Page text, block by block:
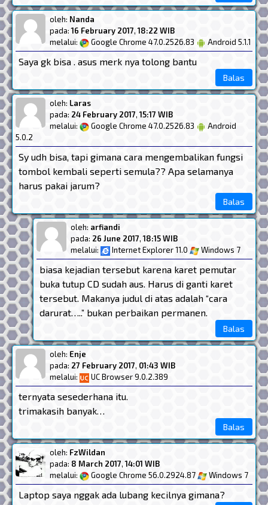
oleh: Nanda
pada:16 February 2017,18:22 WIB
melalui:
Google Chrome 47.0.2526.83 Android 5.1.1
Saya gk bisa . asus merk nya tolong bantu
Balas
oleh: Laras
pada: 24 February 2017,15:17 WIB
melalui:
Google Chrome 47.0.2526.83
Android
5.0.2
Sy udh bisa, tapi gimana cara mengembalikan fungsi
tombol kembali seperti semula?? Apa selamanya
harus pakai jarum?
Balas
oleh: arfiandi
pada: 26 June 2017,18:15 WIB
melalui:
Internet Explorer 11.0 Windows 7
biasa kejadian tersebut karena karet pemutar
buka tutup CD sudah aus. Harus di ganti karet
tersebut. Makanya judul di atas adalah “cara
darurat…..” bukan perbaikan permanen.
Balas
oleh: Enje
pada: 27 February 2017, 01:43 WIB
melalui:
UC Browser 9.0.2.389
ternyata sesederhana itu.
trimakasih banyak…
Balas
oleh: FzWildan
pada: 8 March 2017,14:01 WIB
melalui:
Google Chrome 56.0.2924.87 Windows 7
Laptop saya nggak ada lubang kecilnya gimana?